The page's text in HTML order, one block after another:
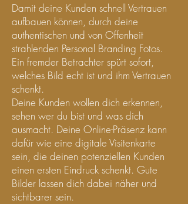
Damit deine Kunden schnell Vertrauen
aufbauen können, durch deine
authentischen und von Offenheit
strahlenden Personal Branding Fotos.
Ein fremder Betrachter spürt sofort,
welches Bild echt ist und ihm Vertrauen
schenkt.
Deine Kunden wollen dich erkennen,
sehen wer du bist und was dich
ausmacht. Deine Online-Präsenz kann
dafür wie eine digitale Visitenkarte
sein, die deinen potenziellen Kunden
einen ersten Eindruck schenkt. Gute
Bilder lassen dich dabei näher und
sichtbarer sein.